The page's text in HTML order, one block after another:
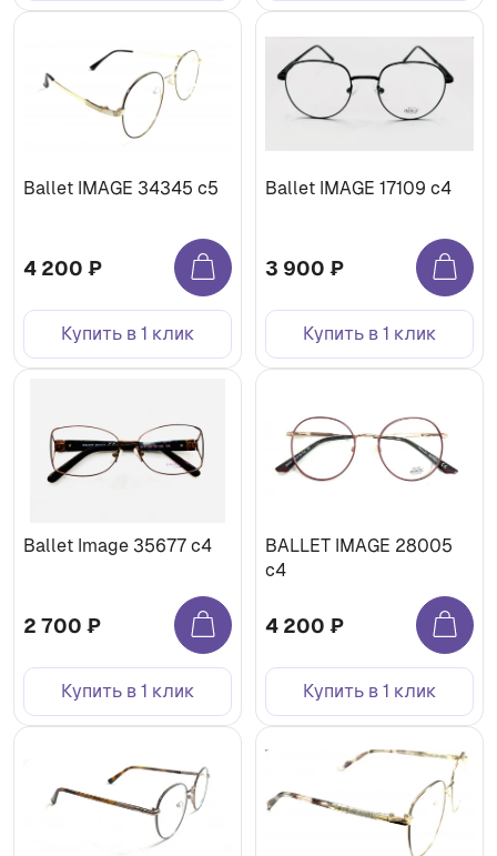
Ballet IMAGE 34345 с5
4 200 ₽
Купить в 1 клик
Ballet IMAGE 17109 c4
3 900 ₽
Купить в 1 клик
Ballet Image 35677 c4
2 700 ₽
Купить в 1 клик
BALLET IMAGE 28005
c4
4 200 ₽
Купить в 1 клик